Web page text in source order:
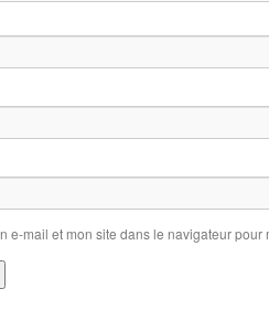
e-mail et mon site dans le navigateur